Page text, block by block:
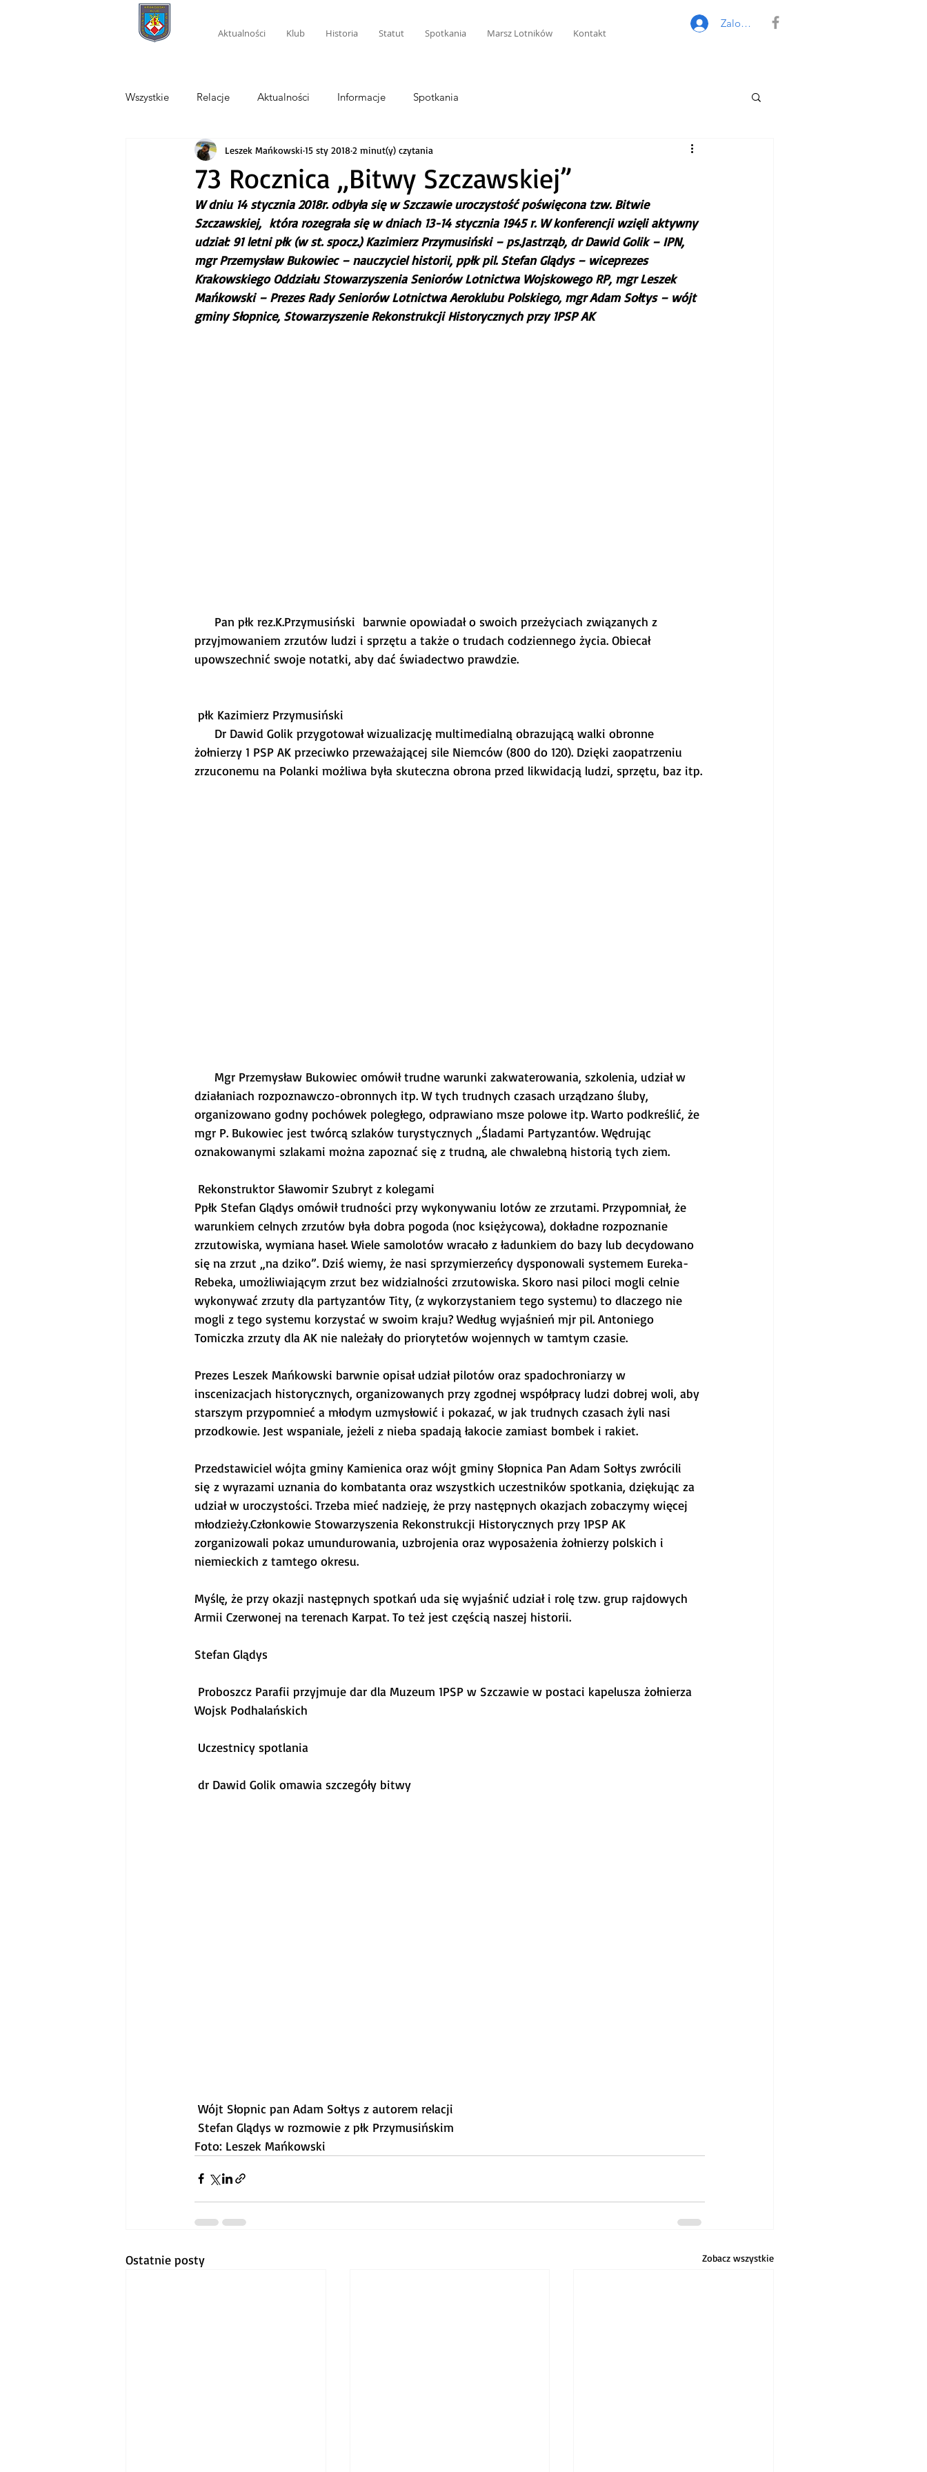
Aktualności Klub Historia Statut Spotkania Marsz Lotników Kontakt
Zaloguj się
Wszystkie Relacje Aktualności Informacje Spotkania
73 Rocznica „Bitwy Szczawskiej”
Leszek Mańkowski 15 sty 20182 minut(y) czytania
W dniu 14 stycznia 2018r. odbyła się w Szczawie uroczystość poświęcona tzw. Bitwie
Szczawskiej,  która rozegrała się w dniach 13-14 stycznia 1945 r. W konferencji wzięli aktywny
udział: 91 letni płk (w st. spocz.) Kazimierz Przymusiński – ps.Jastrząb, dr Dawid Golik – IPN,
mgr Przemysław Bukowiec – nauczyciel historii, ppłk pil. Stefan Glądys – wiceprezes
Krakowskiego Oddziału Stowarzyszenia Seniorów Lotnictwa Wojskowego RP, mgr Leszek
Mańkowski – Prezes Rady Seniorów Lotnictwa Aeroklubu Polskiego, mgr Adam Sołtys – wójt
gminy Słopnice, Stowarzyszenie Rekonstrukcji Historycznych przy 1PSP AK
Pan płk rez.K.Przymusiński  barwnie opowiadał o swoich przeżyciach związanych z
przyjmowaniem zrzutów ludzi i sprzętu a także o trudach codziennego życia. Obiecał
upowszechnić swoje notatki, aby dać świadectwo prawdzie.
płk Kazimierz Przymusiński
Dr Dawid Golik przygotował wizualizację multimedialną obrazującą walki obronne
żołnierzy 1 PSP AK przeciwko przeważającej sile Niemców (800 do 120). Dzięki zaopatrzeniu
zrzuconemu na Polanki możliwa była skuteczna obrona przed likwidacją ludzi, sprzętu, baz itp.
Mgr Przemysław Bukowiec omówił trudne warunki zakwaterowania, szkolenia, udział w
działaniach rozpoznawczo-obronnych itp. W tych trudnych czasach urządzano śluby,
organizowano godny pochówek poległego, odprawiano msze polowe itp. Warto podkreślić, że
mgr P. Bukowiec jest twórcą szlaków turystycznych „Śladami Partyzantów. Wędrując
oznakowanymi szlakami można zapoznać się z trudną, ale chwalebną historią tych ziem.
Rekonstruktor Sławomir Szubryt z kolegami
Ppłk Stefan Glądys omówił trudności przy wykonywaniu lotów ze zrzutami. Przypomniał, że
warunkiem celnych zrzutów była dobra pogoda (noc księżycowa), dokładne rozpoznanie
zrzutowiska, wymiana haseł. Wiele samolotów wracało z ładunkiem do bazy lub decydowano
się na zrzut „na dziko”. Dziś wiemy, że nasi sprzymierzeńcy dysponowali systemem Eureka-
Rebeka, umożliwiającym zrzut bez widzialności zrzutowiska. Skoro nasi piloci mogli celnie
wykonywać zrzuty dla partyzantów Tity, (z wykorzystaniem tego systemu) to dlaczego nie
mogli z tego systemu korzystać w swoim kraju? Według wyjaśnień mjr pil. Antoniego
Tomiczka zrzuty dla AK nie należały do priorytetów wojennych w tamtym czasie.
Prezes Leszek Mańkowski barwnie opisał udział pilotów oraz spadochroniarzy w
inscenizacjach historycznych, organizowanych przy zgodnej współpracy ludzi dobrej woli, aby
starszym przypomnieć a młodym uzmysłowić i pokazać, w jak trudnych czasach żyli nasi
przodkowie. Jest wspaniale, jeżeli z nieba spadają łakocie zamiast bombek i rakiet.
Przedstawiciel wójta gminy Kamienica oraz wójt gminy Słopnica Pan Adam Sołtys zwrócili
się z wyrazami uznania do kombatanta oraz wszystkich uczestników spotkania, dziękując za
udział w uroczystości. Trzeba mieć nadzieję, że przy następnych okazjach zobaczymy więcej
młodzieży.Członkowie Stowarzyszenia Rekonstrukcji Historycznych przy 1PSP AK
zorganizowali pokaz umundurowania, uzbrojenia oraz wyposażenia żołnierzy polskich i
niemieckich z tamtego okresu.
Myślę, że przy okazji następnych spotkań uda się wyjaśnić udział i rolę tzw. grup rajdowych
Armii Czerwonej na terenach Karpat. To też jest częścią naszej historii.
Stefan Glądys
Wojsk Podhalańskich
Uczestnicy spotlania
dr Dawid Golik omawia szczegóły bitwy
Wójt Słopnic pan Adam Sołtys z autorem relacji
Stefan Glądys w rozmowie z płk Przymusińskim
Foto: Leszek Mańkowski
Ostatnie posty Zobacz wszystkie